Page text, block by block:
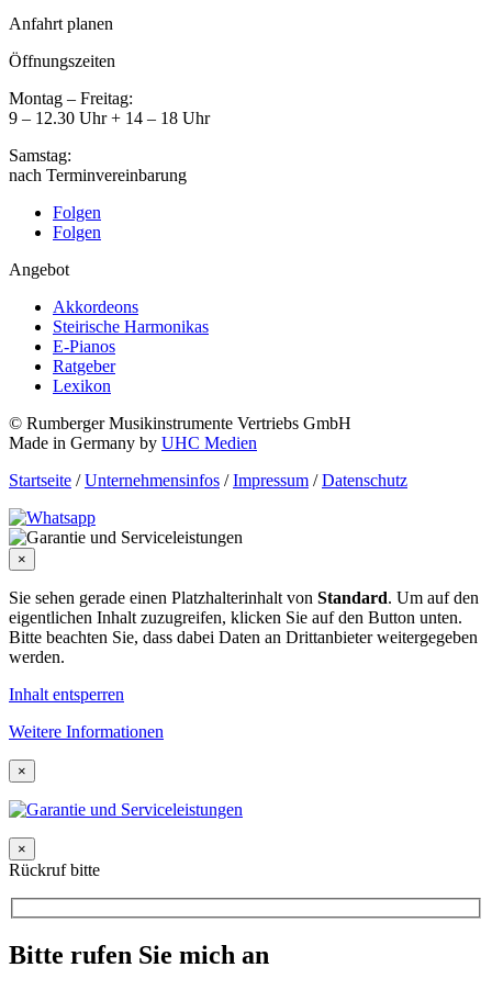
Anfahrt planen
Öffnungszeiten
Montag – Freitag:
9 – 12.30 Uhr + 14 – 18 Uhr
Samstag:
nach Terminvereinbarung
Folgen
Folgen
Angebot
Akkordeons
Steirische Harmonikas
E-Pianos
Ratgeber
Lexikon
© Rumberger Musikinstrumente Vertriebs GmbH
Made in Germany by UHC Medien
Startseite / Unternehmensinfos / Impressum / Datenschutz
×
Sie sehen gerade einen Platzhalterinhalt von Standard. Um auf den
eigentlichen Inhalt zuzugreifen, klicken Sie auf den Button unten.
Bitte beachten Sie, dass dabei Daten an Drittanbieter weitergegeben
werden.
Inhalt entsperren
Weitere Informationen
×
×
Rückruf bitte
Bitte rufen Sie mich an